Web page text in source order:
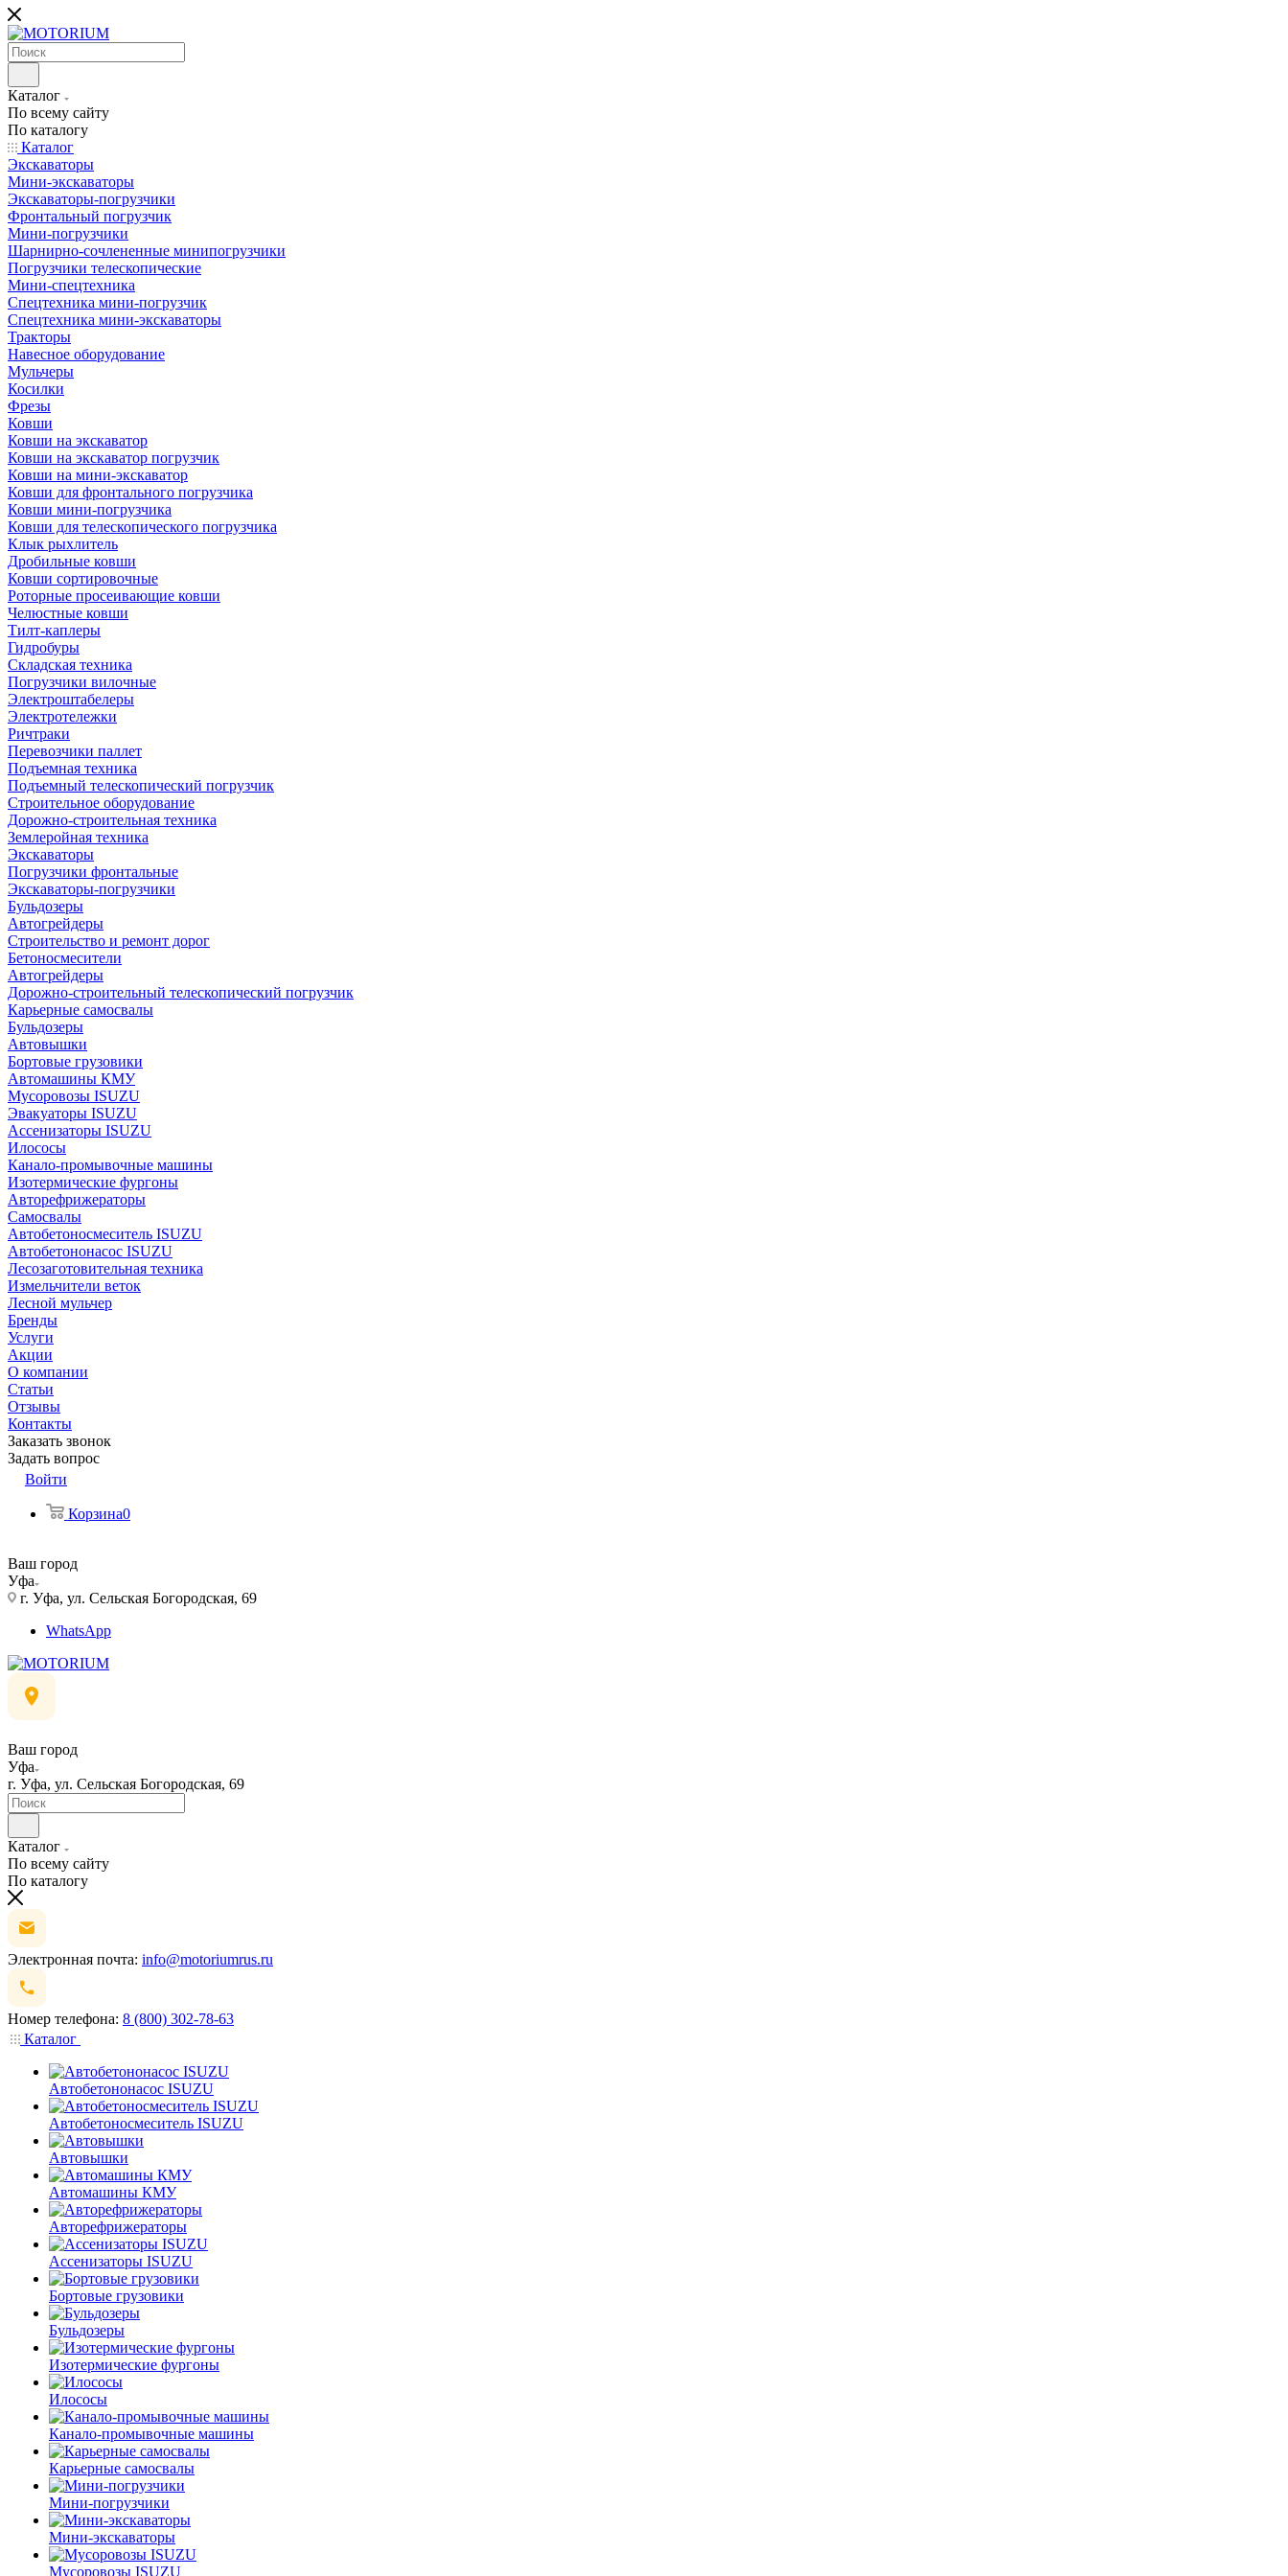
Каталог
По всему сайту
По каталогу
Каталог
Экскаваторы
Мини-экскаваторы
Экскаваторы-погрузчики
Фронтальный погрузчик
Мини-погрузчики
Шарнирно-сочлененные минипогрузчики
Погрузчики телескопические
Мини-спецтехника
Спецтехника мини-погрузчик
Спецтехника мини-экскаваторы
Тракторы
Навесное оборудование
Мульчеры
Косилки
Фрезы
Ковши
Ковши на экскаватор
Ковши на экскаватор погрузчик
Ковши на мини-экскаватор
Ковши для фронтального погрузчика
Ковши мини-погрузчика
Ковши для телескопического погрузчика
Клык рыхлитель
Дробильные ковши
Ковши сортировочные
Роторные просеивающие ковши
Челюстные ковши
Тилт-каплеры
Гидробуры
Складская техника
Погрузчики вилочные
Электроштабелеры
Электротележки
Ричтраки
Перевозчики паллет
Подъемная техника
Подъемный телескопический погрузчик
Строительное оборудование
Дорожно-строительная техника
Землеройная техника
Экскаваторы
Погрузчики фронтальные
Экскаваторы-погрузчики
Бульдозеры
Автогрейдеры
Строительство и ремонт дорог
Бетоносмесители
Автогрейдеры
Дорожно-строительный телескопический погрузчик
Карьерные самосвалы
Бульдозеры
Автовышки
Бортовые грузовики
Автомашины КМУ
Мусоровозы ISUZU
Эвакуаторы ISUZU
Ассенизаторы ISUZU
Илососы
Канало-промывочные машины
Изотермические фургоны
Авторефрижераторы
Самосвалы
Автобетоносмеситель ISUZU
Автобетононасос ISUZU
Лесозаготовительная техника
Измельчители веток
Лесной мульчер
Бренды
Услуги
Акции
О компании
Статьи
Отзывы
Контакты
Заказать звонок
Задать вопрос
Войти
Корзина0
Ваш город
Уфа
г. Уфа, ул. Сельская Богородская, 69
WhatsApp
Ваш город
Уфа
г. Уфа, ул. Сельская Богородская, 69
Каталог
По всему сайту
По каталогу
Электронная почта: info@motoriumrus.ru
Номер телефона: 8 (800) 302-78-63
Каталог
Автобетононасос ISUZU
Автобетоносмеситель ISUZU
Автовышки
Автомашины КМУ
Авторефрижераторы
Ассенизаторы ISUZU
Бортовые грузовики
Бульдозеры
Изотермические фургоны
Илососы
Канало-промывочные машины
Карьерные самосвалы
Мини-погрузчики
Мини-экскаваторы
Мусоровозы ISUZU